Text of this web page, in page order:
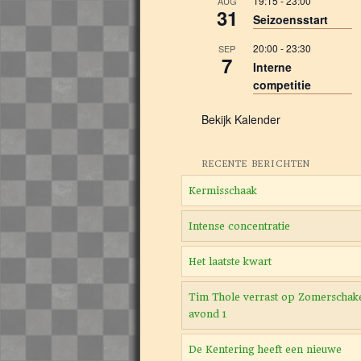
31 Seizoensstart
SEP
7
20:00 -23:30
Interne
competitie
Bekijk Kalender
RECENTE BERICHTEN
Kermisschaak
Intense concentratie
Het laatste kwart
Tim Thole verrast op
avond 1
De Kentering heeft een nieuwe